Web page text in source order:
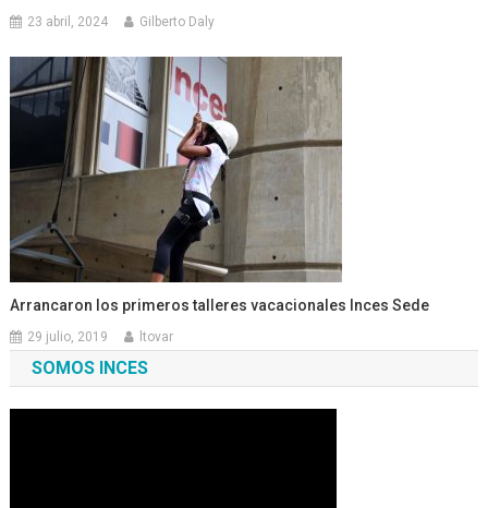
23 abril, 2024 Gilberto Daly
Arrancaron los primeros talleres vacacionales Inces Sede
29 julio, 2019 ltovar
SOMOS INCES